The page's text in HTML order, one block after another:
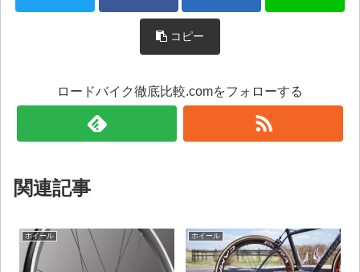
コピー
ロードバイク徹底比較.comをフォローする
関連記事
ホイール ホイール